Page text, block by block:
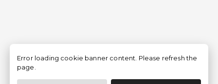
Filtrar
Error loading cookie banner content. Please refresh the
page.